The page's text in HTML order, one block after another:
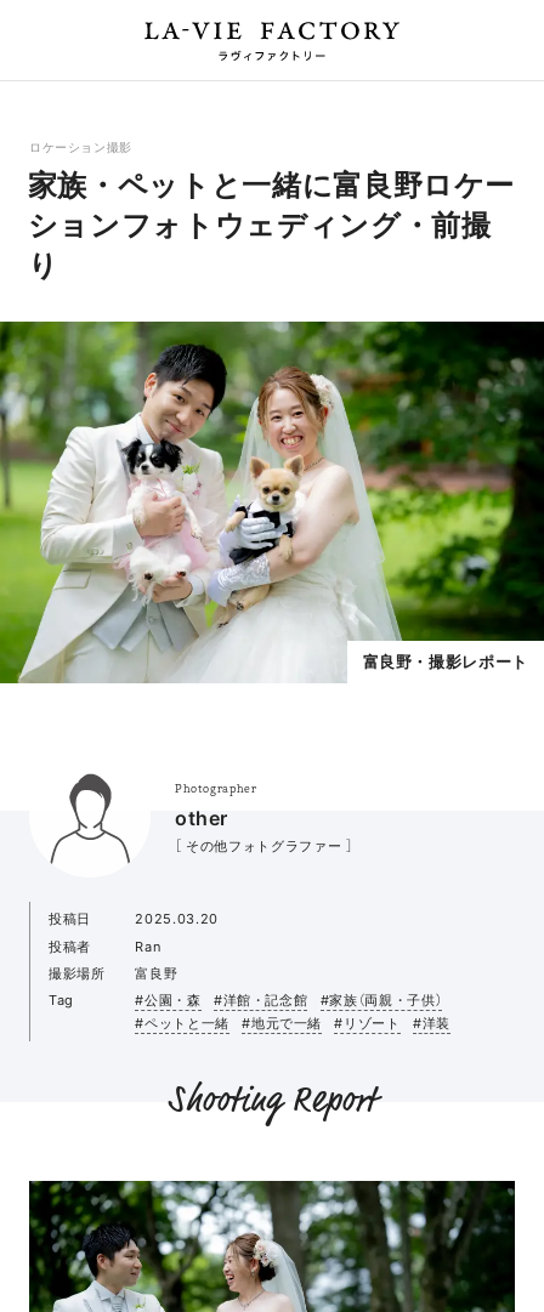
ロケーション撮影
家族・ペットと一緒に富良野ロケー
ションフォトウェディング・前撮
り
富良野・撮影レポート
Photographer
other
［ その他フォトグラファー ］
投稿日
2025.03.20
投稿者
Ran
撮影場所
富良野
Tag
#公園・森 #洋館・記念館
#家族（両親・子供）
#ペットと一緒
#地元で一緒 #リゾート #洋装
Shooting Report